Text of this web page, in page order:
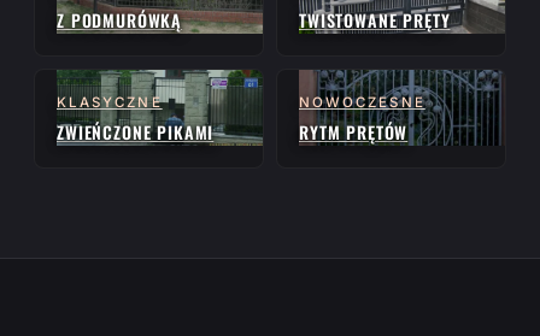
Z PODMURÓWKĄ TWISTOWANE PRĘTY
KLASYCZNE
ZWIEŃCZONE PIKAMI
NOWOCZESNE
RYTM PRĘTÓW